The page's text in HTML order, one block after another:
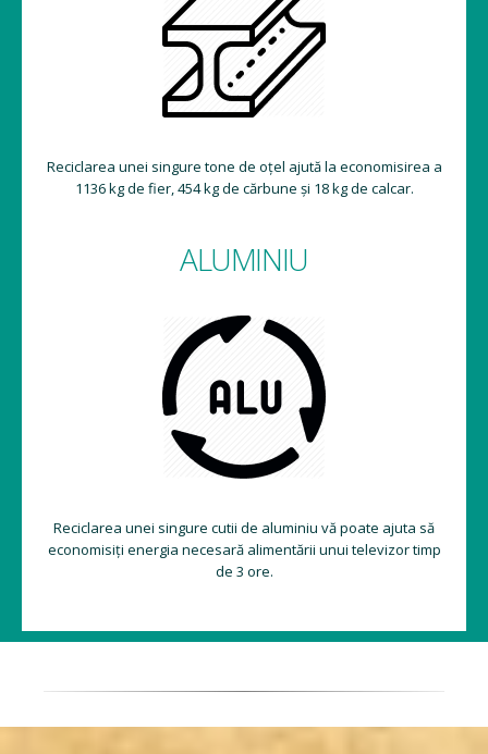
Reciclarea unei singure tone de oțel ajută la economisirea a
1136 kg de fier, 454 kg de cărbune și 18 kg de calcar.
ALUMINIU
Reciclarea unei singure cutii de aluminiu vă poate ajuta să
economisiți energia necesară alimentării unui televizor timp
de 3 ore.